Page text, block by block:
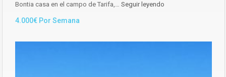
Bontia casa en el campo de Tarifa,… Seguir leyendo
4.000€ Por Semana